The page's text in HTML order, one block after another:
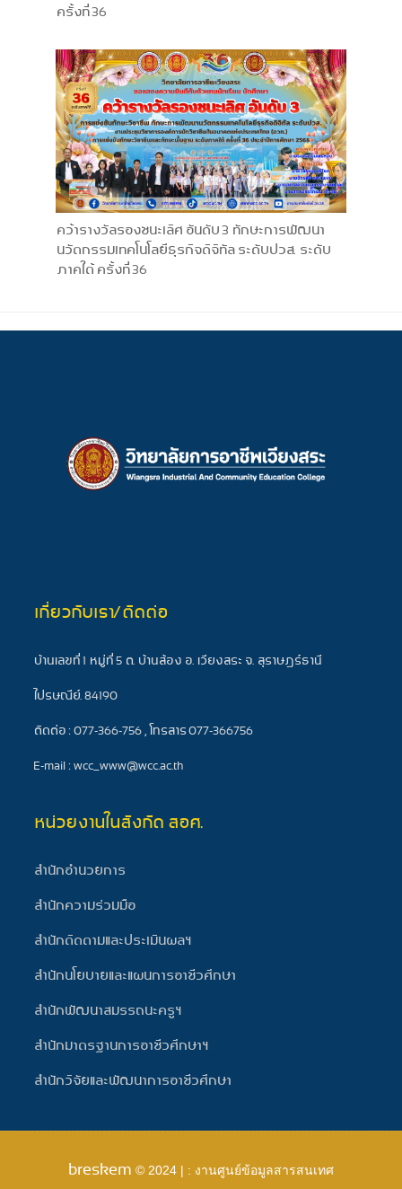
ครั้งที่ 36
คว้ารางวัลรองชนะเลิศ อันดับ 3 ทักษะการพัฒนา
นวัตกรรมเทคโนโลยีธุรกิจดิจิทัล ระดับปวส. ระดับ
ภาคใต้ ครั้งที่ 36
เกี่ยวกับเรา/ติดต่อ
บ้านเลขที่ 1 หมู่ที่ 5 ต. บ้านส้อง อ. เวียงสระ จ. สุราษฎร์ธานี
ไปรษณีย์. 84190
ติดต่อ : 077-366-756 , โทรสาร 077-366756
E-mail : wcc_www@wcc.ac.th
หน่วยงานในสังกัด สอศ.
สำนักอำนวยการ
สำนักความร่วมมือ
สำนักติดตามและประเมินผลฯ
สำนักนโยบายและแผนการอาชีวศึกษา
สำนักพัฒนาสมรรถนะครูฯ
สำนักมาตรฐานการอาชีวศึกษาฯ
สำนักวิจัยและพัฒนาการอาชีวศึกษา
breskem © 2024 | : งานศูนย์ข้อมูลสารสนเทศ